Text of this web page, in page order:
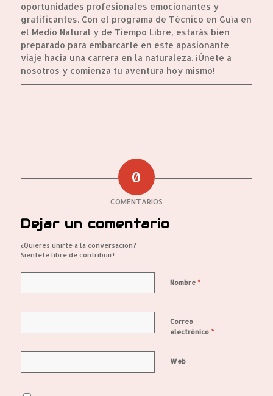
oportunidades profesionales emocionantes y
gratificantes. Con el programa de Técnico en Guía en
el Medio Natural y de Tiempo Libre, estarás bien
preparado para embarcarte en este apasionante
viaje hacia una carrera en la naturaleza. ¡Únete a
nosotros y comienza tu aventura hoy mismo!
0
COMENTARIOS
Dejar un comentario
¿Quieres unirte a la conversación?
Siéntete libre de contribuir!
Nombre *
Correo
electrónico *
Web